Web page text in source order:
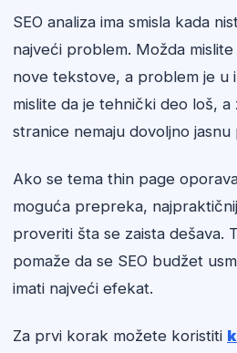
SEO analiza ima smisla kada
najveći problem. Možda
nove tekstove, a problem je u
mislite da je tehnički deo loš,
stranice nemaju dovoljno
Ako se tema thin page
moguća prepreka,
proveriti šta se zaista dešava.
pomaže da se SEO budžet
imati najveći efekat.
Za prvi korak možete koristiti